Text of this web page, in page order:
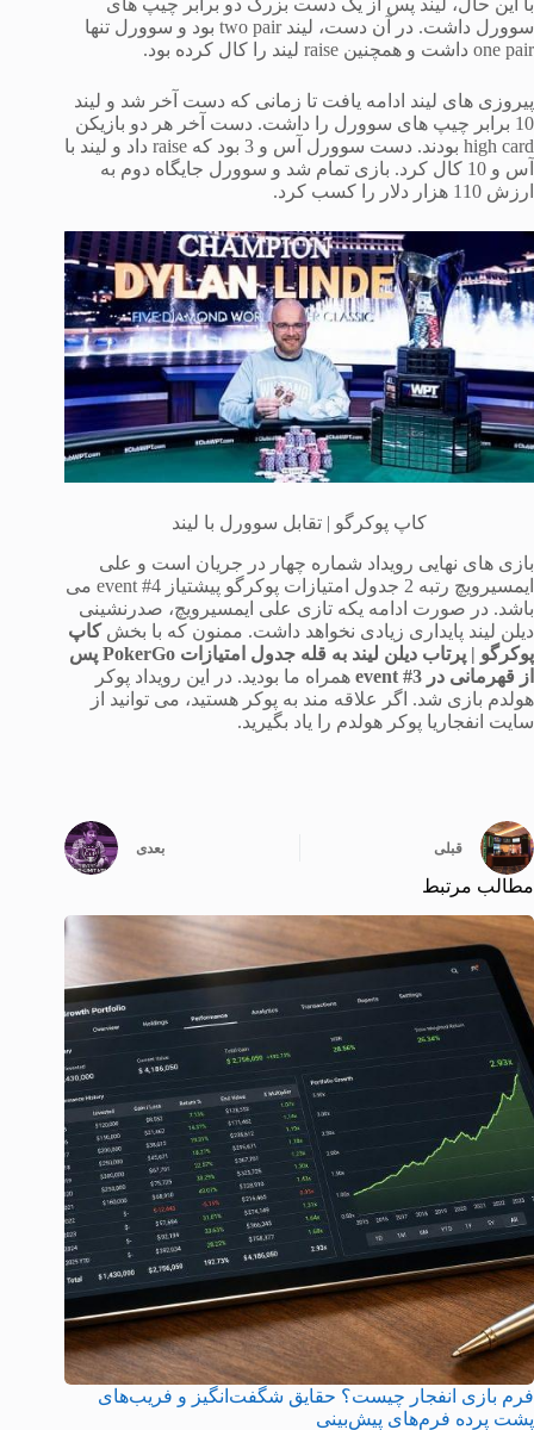
با این حال، لیند پس از یک دست بزرگ دو برابر چیپ های
سوورل داشت. در آن دست، لیند two pair بود و سوورل تنها
one pair داشت و همچنین raise لیند را کال کرده بود.
پیروزی های لیند ادامه یافت تا زمانی که دست آخر شد و لیند
10 برابر چیپ های سوورل را داشت. دست آخر هر دو بازیکن
high card بودند. دست سوورل آس و 3 بود که raise داد و لیند با
آس و 10 کال کرد. بازی تمام شد و سوورل جایگاه دوم به
ارزش 110 هزار دلار را کسب کرد.
کاپ پوکرگو | تقابل سوورل با لیند
بازی های نهایی رویداد شماره چهار در جریان است و علی
ایمسیرویچ رتبه 2 جدول امتیازات پوکرگو پیشتیاز event #4 می
باشد. در صورت ادامه یکه تازی علی ایمسیرویچ، صدرنشینی
دیلن لیند پایداری زیادی نخواهد داشت. ممنون که با بخشکاپ
پوکرگو | پرتاب دیلن لیند به قله جدول امتیازات PokerGo پس
از قهرمانی در event #3
همراه ما بودید. در این رویداد پوکر
هولدم بازی شد. اگر علاقه مند به پوکر هستید، می توانید از
سایت انفجاریا پوکر هولدم را یاد بگیرید.
قبلی بعدی
مطالب مرتبط
فرم بازی انفجار چیست؟ حقایق شگفت‌انگیز و فریب‌های
پشت پرده فرم‌های پیش‌بینی